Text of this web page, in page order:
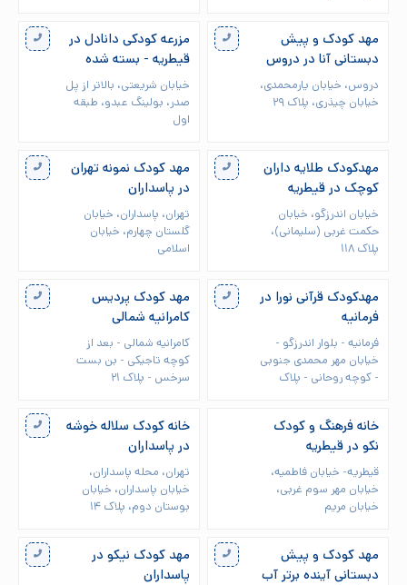
مهد کودک و پیش
دبستانی آنا در دروس
دروس، خیابان یارمحمدی،
خیابان چیذری، پلاک ۲۹
مزرعه کودکی دانادل در
قیطریه - بسته شده
خیابان شریعتی، بالاتر از پل
صدر، بولینگ عبدو، طبقه
اول
مهدکودک طلایه داران
کوچک در قیطریه
خیابان اندرزگو، خیابان
حکمت غربی (سلیمانی)،
پلاک ۱۱۸
مهد کودک نمونه تهران
در پاسداران
تهران، پاسداران، خیابان
گلستان چهارم، خیابان
اسلامی
مهدکودک قرآنی نورا در
فرمانیه
فرمانیه - بلوار اندرزگو -
خیابان مهر محمدی جنوبی
- کوچه روحانی - پلاک
مهد کودک پردیس
کامرانیه شمالی
کامرانیه شمالی - بعد از
کوچه تاجیکی - بن بست
سرخس - پلاک ۲۱
خانه فرهنگ و کودک
نکو در قیطریه
قیطریه- خیابان فاطمیه،
خیابان مهر سوم غربی،
خیابان مریم
خانه کودک سلاله خوشه
در پاسداران
تهران، محله پاسداران،
خیابان پاسداران، خیابان
بوستان دوم، پلاک ۱۴
مهد کودک و پیش
دبستانی آینده برتر آب
مهد کودک نیکو در
پاسداران